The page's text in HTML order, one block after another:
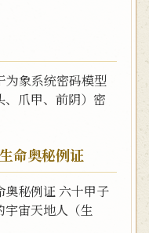
为象系统密码模型
爪甲、前阴）密
命奥秘例证
奥秘例证 六十甲子
宙天地人（生